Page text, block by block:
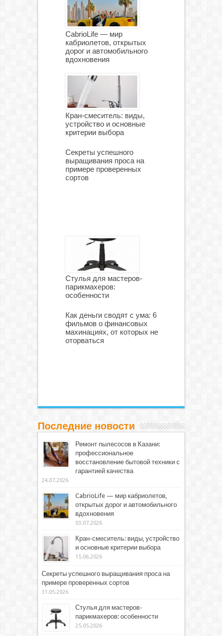
CabrioLife — мир
кабриолетов, открытых
дорог и автомобильного
вдохновения
Кран-смеситель: виды,
устройство и основные
критерии выбора
Секреты успешного
выращивания проса на
примере проверенных
сортов
Стулья для мастеров-
парикмахеров:
особенности
Как деньги сводят с ума: 6
фильмов о финансовых
махинациях, от которых не
оторваться
Последние новости
Ремонт пылесосов в Казани:
профессиональное
восстановление бытовой техники с
гарантией качества
24.07.2026
CabrioLife — мир кабриолетов,
открытых дорог и автомобильного
вдохновения
03.07.2026
Кран-смеситель: виды, устройство
и основные критерии выбора
15.06.2026
Секреты успешного выращивания проса на
примере проверенных сортов
31.05.2026
Стулья для мастеров-
парикмахеров: особенности
25.05.2026